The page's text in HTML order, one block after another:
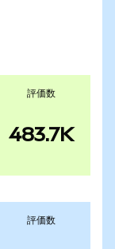
評価数
483.7K
評価数